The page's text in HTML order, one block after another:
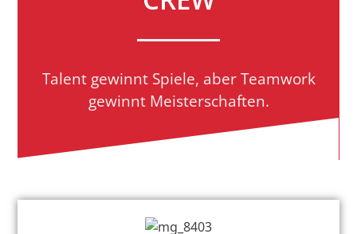
Talent gewinnt Spiele, aber Teamwork
gewinnt Meisterschaften.